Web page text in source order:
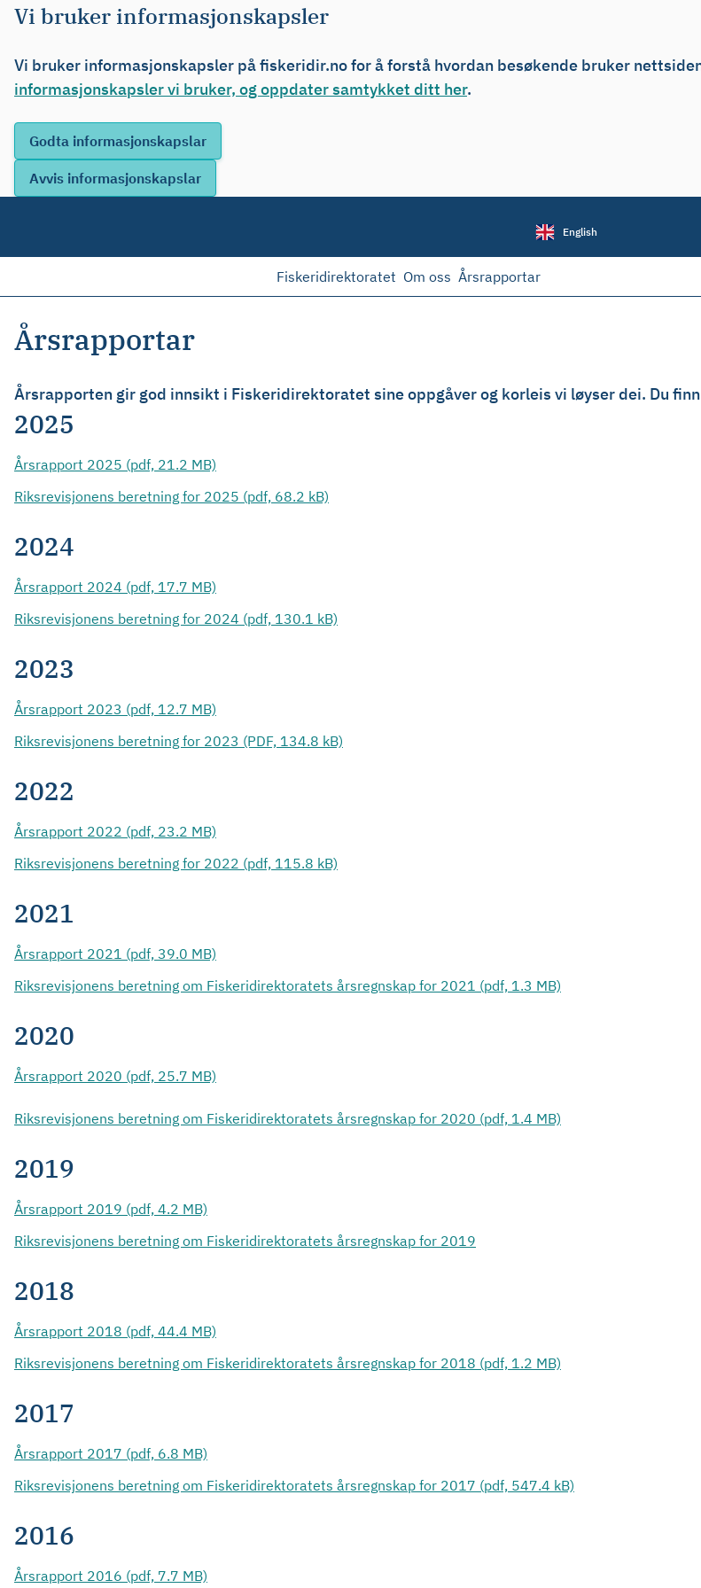
Vi bruker informasjonskapsler
Vi bruker informasjonskapsler på fiskeridir.no for å forstå hvordan besøkende bruker
informasjonskapsler vi bruker, og oppdater samtykket ditt her.
English
Fiskeridirektoratet Om oss Årsrapportar
Årsrapportar
Årsrapporten gir god innsikt i Fiskeridirektoratet sine oppgåver og korleis vi løyser dei. Du
2025
Årsrapport 2025 (pdf, 21.2 MB)
Riksrevisjonens beretning for 2025 (pdf, 68.2 kB)
2024
Årsrapport 2024 (pdf, 17.7 MB)
Riksrevisjonens beretning for 2024 (pdf, 130.1 kB)
2023
Årsrapport 2023 (pdf, 12.7 MB)
Riksrevisjonens beretning for 2023 (PDF, 134.8 kB)
2022
Årsrapport 2022 (pdf, 23.2 MB)
Riksrevisjonens beretning for 2022 (pdf, 115.8 kB)
2021
Årsrapport 2021 (pdf, 39.0 MB)
Riksrevisjonens beretning om Fiskeridirektoratets årsregnskap for 2021 (pdf, 1.3 MB)
2020
Årsrapport 2020 (pdf, 25.7 MB)
Riksrevisjonens beretning om Fiskeridirektoratets årsregnskap for 2020 (pdf, 1.4 MB)
2019
Årsrapport 2019 (pdf, 4.2 MB)
Riksrevisjonens beretning om Fiskeridirektoratets årsregnskap for 2019
2018
Årsrapport 2018 (pdf, 44.4 MB)
Riksrevisjonens beretning om Fiskeridirektoratets årsregnskap for 2018 (pdf, 1.2 MB)
2017
Årsrapport 2017 (pdf, 6.8 MB)
Riksrevisjonens beretning om Fiskeridirektoratets årsregnskap for 2017 (pdf, 547.4 kB)
2016
Årsrapport 2016 (pdf, 7.7 MB)